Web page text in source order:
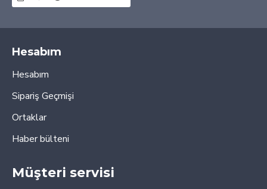
Hesabım
Hesabım
Sipariş Geçmişi
Ortaklar
Haber bülteni
Müşteri servisi